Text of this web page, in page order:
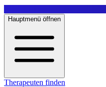
Hauptmenü öffnen
Therapeuten finden